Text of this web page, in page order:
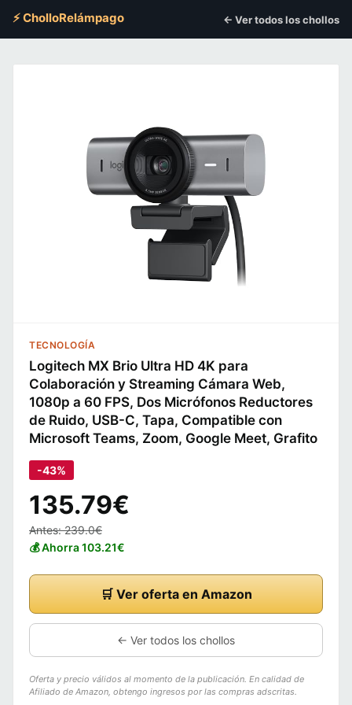
⚡ CholloRelámpago ← Ver todos los chollos
TECNOLOGÍA
Logitech MX Brio Ultra HD 4K para
Colaboración y Streaming Cámara Web,
1080p a 60 FPS, Dos Micrófonos Reductores
de Ruido, USB-C, Tapa, Compatible con
Microsoft Teams, Zoom, Google Meet, Grafito
-43%
135.79€
Antes: 239.0€
💰 Ahorra 103.21€
🛒 Ver oferta en Amazon
← Ver todos los chollos
Oferta y precio válidos al momento de la publicación. En calidad de
Afiliado de Amazon, obtengo ingresos por las compras adscritas.